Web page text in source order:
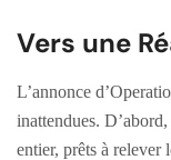
Vers une
L’annonce
inattendues.
entier, prêts à relever